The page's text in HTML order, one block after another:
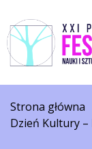
Strona główna
Dzień Kultury –